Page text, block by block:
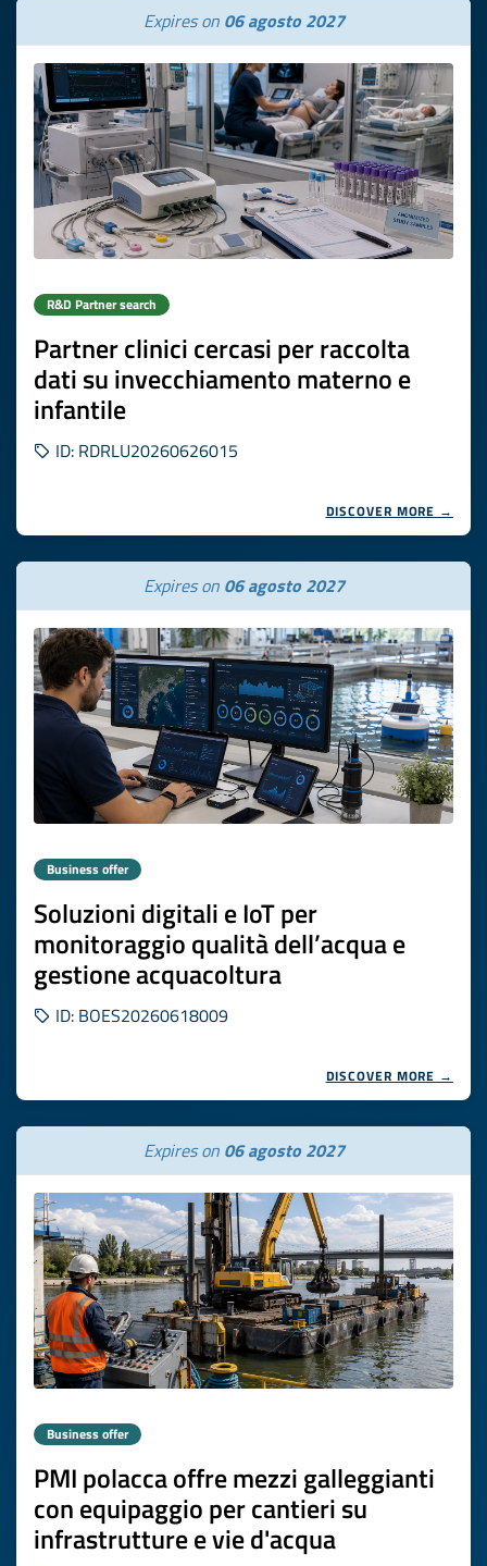
Expires on 06 agosto 2027
R&D Partner search
Partner clinici cercasi per raccolta
dati su invecchiamento materno e
infantile
ID: RDRLU20260626015
DISCOVER MORE →
Expires on 06 agosto 2027
Business offer
Soluzioni digitali e IoT per
monitoraggio qualità dell’acqua e
gestione acquacoltura
ID: BOES20260618009
DISCOVER MORE →
Expires on 06 agosto 2027
Business offer
PMI polacca offre mezzi galleggianti
con equipaggio per cantieri su
infrastrutture e vie d'acqua